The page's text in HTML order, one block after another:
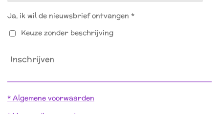
Ja, ik wil de nieuwsbrief ontvangen *
Keuze zonder beschrijving
Inschrijven
* Algemene voorwaarden